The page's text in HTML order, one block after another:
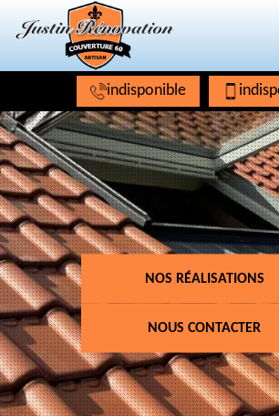
indisponible
NOS RÉALISATIONS
NOUS CONTACTER